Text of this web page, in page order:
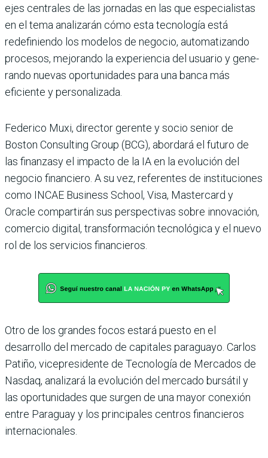
ejes centrales de las jornadas en las que especialistas
en el tema analizarán cómo esta tecnología está
redefiniendo los modelos de nego­cio, automatizando
procesos, mejoran­do la experiencia del usuario y gene­
rando nuevas oportunidades para una banca más
eficiente y personalizada.
Federico Muxi, director gerente y so­cio senior de
Boston Consulting Group (BCG), abordará el futuro de
las finanzasy el impacto de la IA en la evolución del
negocio financiero. A su vez, referentes de instituciones
como INCAE Business School, Visa, Mastercard y
Oracle com­partirán sus perspectivas sobre innova­ción,
comercio digital, transformación tecnológica y el nuevo
rol de los servi­cios financieros.
Otro de los grandes focos estará puesto en el
desarrollo del mercado de capitales paraguayo. Carlos
Patiño, vicepresidente de Tecnología de Merca­dos de
Nasdaq, analizará la evolución del mercado bursátil y
las oportunida­des que surgen de una mayor conexión
entre Paraguay y los principales centros financieros
internacionales.